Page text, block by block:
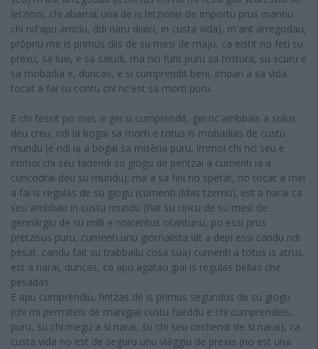
letzioni, chi abarrat una de is letzionis de importu prus mannu
chi nd'apu arriciu, ddi naru diaici, in custa vida), m'ant arregodau,
pròpriu me is primus diis de su mesi de maju, ca eistit no feti su
prexu, sa luxi, e sa saludi, ma nci funt puru sa tristura, su scuru e
sa mobadia e, duncas, e si cumprendit beni, impari a sa vida
tocat a fai su contu chi nc'est sa morti puru.
E chi fessit po mei, e gei si cumprendit, gei nc'arribbais a solus
deu creu, ndi ia bogai sa morti e totus is mobadias de custu
mundu (e ndi ia a bogai sa misèria puru, immoi chi nci seu e
immoi chi seu fadendi su giogu de pentzai a cumenti ia a
cuncodrai deu su mundu); ma a sa fini no spetat, no tocat a mei
a fai is regulas de su giogu (cumenti ddas tzerriu); est a narai ca
seu arribbau in custu mundu (fiat su cincu de su mesi de
gennàrgiu de su milli e noicentus otantunu, po essi prus
pretzisus puru, cumenti unu giornalista iat a depi essi candu ndi
pesat, candu fait su trabballu cosa sua) cumenti a totus is atrus,
est a narai, duncas, ca apu agatau giai is regulas bellas che
pesadas.
E apu cumprèndiu, fintzas de is primus segundus de su giogu
(chi mi permiteis de manigiai custu fueddu e chi cumprendeis,
puru, su chi megu a si narai, su chi seu circhendi de si narai), ca
custa vida no est de seguru unu viàggiu de prexei (no est una